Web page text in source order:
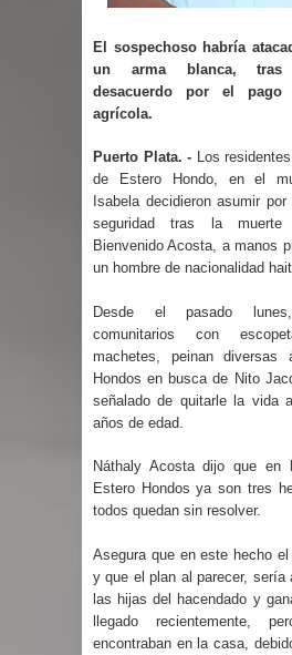
El expresidente
Humala queda en
lavado
DIGEIG y Liga
impulsan nuevas
transparencia a
municipal
La Fiscalía de
detención del
Morales
Calor extremo para
gran parte del
Miles de
El sospechoso habría
un arma blanca, tras
desacuerdo por el
agrícola.
Puerto Plata. - Los
de Estero Hondo, en el
Isabela decidieron asumir
seguridad tras la muerte
Bienvenido Acosta, a manos
un hombre de nacionalidad
Desde el pasado
comunitarios con
machetes, peinan diversas
Hondos en busca de Nito
señalado de quitarle la vida
años de edad.
Náthaly Acosta dijo que en
Estero Hondos ya son tres
todos quedan sin resolver.
Asegura que en este hecho
y que el plan al parecer, sería
las hijas del hacendado y
llegado recientemente,
encontraban en la casa,